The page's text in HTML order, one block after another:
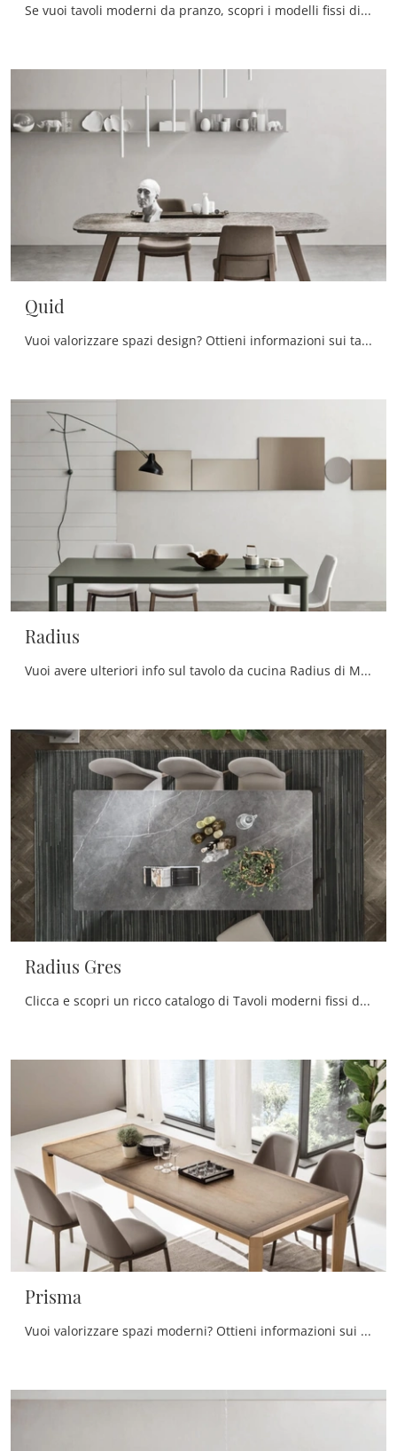
Se vuoi tavoli moderni da pranzo, scopri i modelli fissi di Tonin Casa: clicca e scopri il modello Ablos in vetro.
Quid
Vuoi valorizzare spazi design? Ottieni informazioni sui tavoli design fissi: il modello da pranzo Quid ti aspetta.
Radius
Vuoi avere ulteriori info sul tavolo da cucina Radius di Maronese? Clicca e scopri di più sui modelli fissi del marchio.
Radius Gres
Clicca e scopri un ricco catalogo di Tavoli moderni fissi da pranzo! Il modello Radius Gres di Maronese ti aspetta.
Prisma
Vuoi valorizzare spazi moderni? Ottieni informazioni sui tavoli moderni allungabili: il modello da pranzo Prisma ti sta aspettando.